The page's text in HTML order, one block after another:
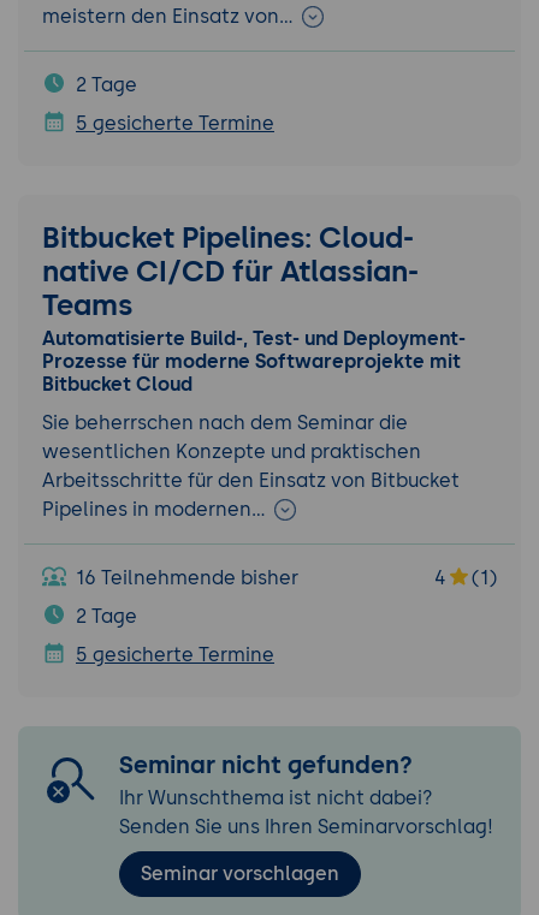
meistern den Einsatz von…
2 Tage
5 gesicherte Termine
Bitbucket Pipelines: Cloud-
native CI/CD für Atlassian-
Teams
Automatisierte Build-, Test- und Deployment-
Prozesse für moderne Softwareprojekte mit
Bitbucket Cloud
Sie beherrschen nach dem Seminar die
wesentlichen Konzepte und praktischen
Arbeitsschritte für den Einsatz von Bitbucket
Pipelines in modernen…
16 Teilnehmende bisher 4
(1)
2 Tage
5 gesicherte Termine
Seminar nicht gefunden?
Ihr Wunschthema ist nicht dabei?
Senden Sie uns Ihren Seminarvorschlag!
Seminar vorschlagen